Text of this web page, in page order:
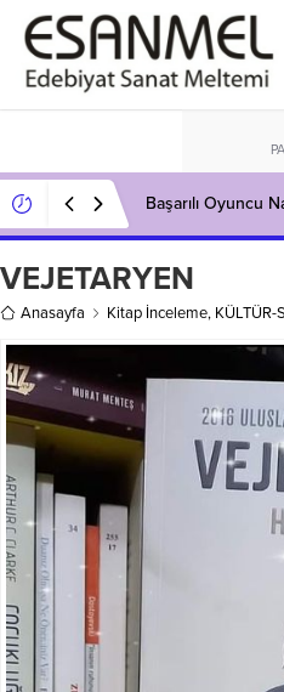
Başarılı Oyuncu
VEJETARYEN
Anasayfa Kitap İnceleme, KÜLTÜR-